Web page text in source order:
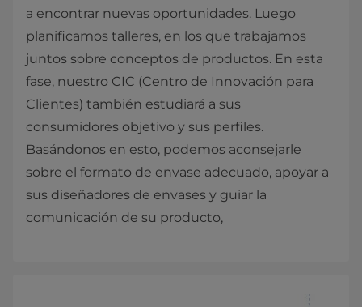
a encontrar nuevas oportunidades. Luego
planificamos talleres, en los que trabajamos
juntos sobre conceptos de productos. En esta
fase, nuestro CIC (Centro de Innovación para
Clientes) también estudiará a sus
consumidores objetivo y sus perfiles.
Basándonos en esto, podemos aconsejarle
sobre el formato de envase adecuado, apoyar a
sus diseñadores de envases y guiar la
comunicación de su producto,